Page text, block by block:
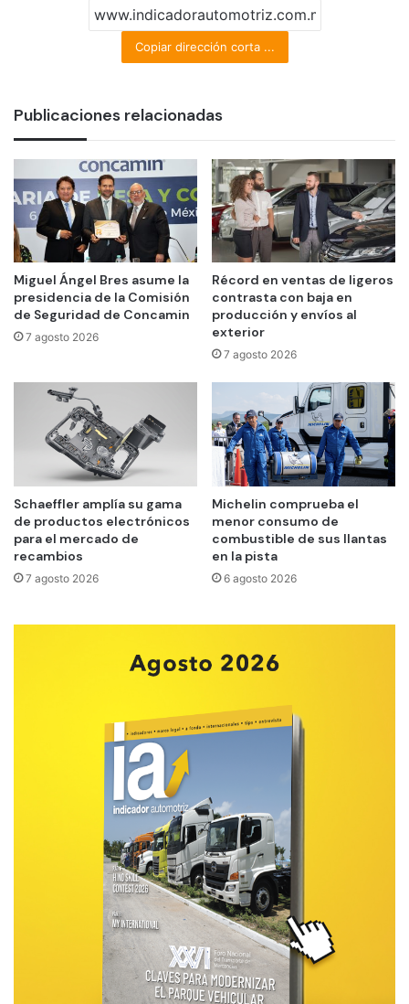
Copiar dirección corta ...
Publicaciones relacionadas
Miguel Ángel Bres asume la
presidencia de la Comisión
de Seguridad de Concamin
7 agosto 2026
Récord en ventas de ligeros
contrasta con baja en
producción y envíos al
exterior
7 agosto 2026
Schaeffler amplía su gama
de productos electrónicos
para el mercado de
recambios
7 agosto 2026
Michelin comprueba el
menor consumo de
combustible de sus llantas
en la pista
6 agosto 2026